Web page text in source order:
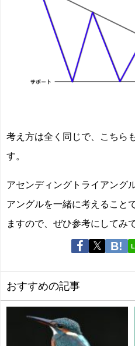
考え方は全く同じで、こちら
す。
アセンディングトライアング
アングルを一緒に考えること
ますので、ぜひ参考にしてみ
おすすめの記事